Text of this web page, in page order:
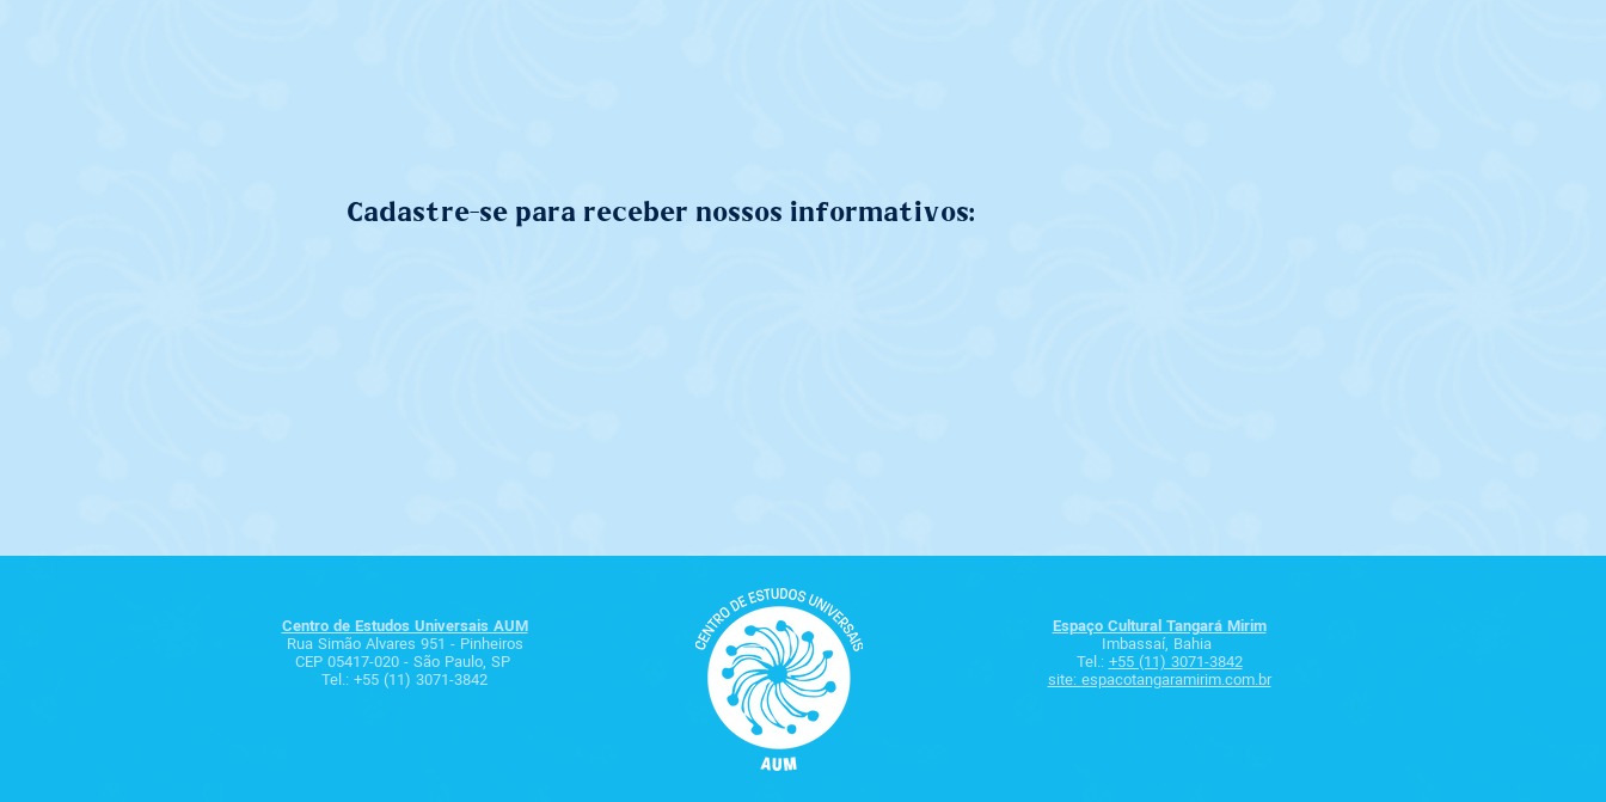
Cadastre-se para receber nossos informativos:
Centro de Estudos Universais AUM
Rua Simão Alvares 951 - Pinheiros
CEP 05417-020 - São Paulo, SP
Tel.: +55 (11) 3071-3842
Espaço Cultural Tangará Mirim
Imbassaí, Bahia
Tel.: +55 (11) 3071-3842
site: espacotangaramirim.com.br